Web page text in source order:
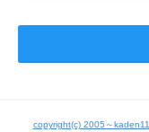
copyright(c) 2005～